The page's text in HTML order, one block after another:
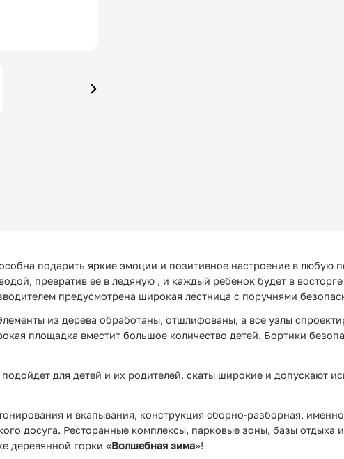
подарить яркие эмоции и позитивное настроение в любую
превратив ее в ледяную , и каждый ребенок будет в
предусмотрена широкая лестница с поручнями
из дерева обработаны, отшлифованы, а все узлы
площадка вместит большое количество детей. Бортики
для детей и их родителей, скаты широкие и допускают
и вкапывания, конструкция сборно-разборная,
досуга. Ресторанные комплексы, парковые зоны, базы отдыха
деревянной горки «Волшебная зима»!